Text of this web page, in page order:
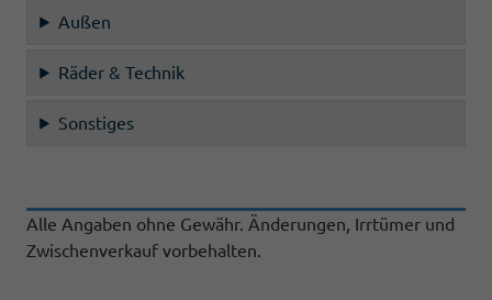
Außen
Räder & Technik
Sonstiges
Alle Angaben ohne Gewähr. Änderungen, Irrtümer und
Zwischenverkauf vorbehalten.